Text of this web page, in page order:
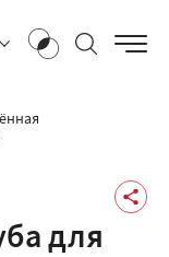
для